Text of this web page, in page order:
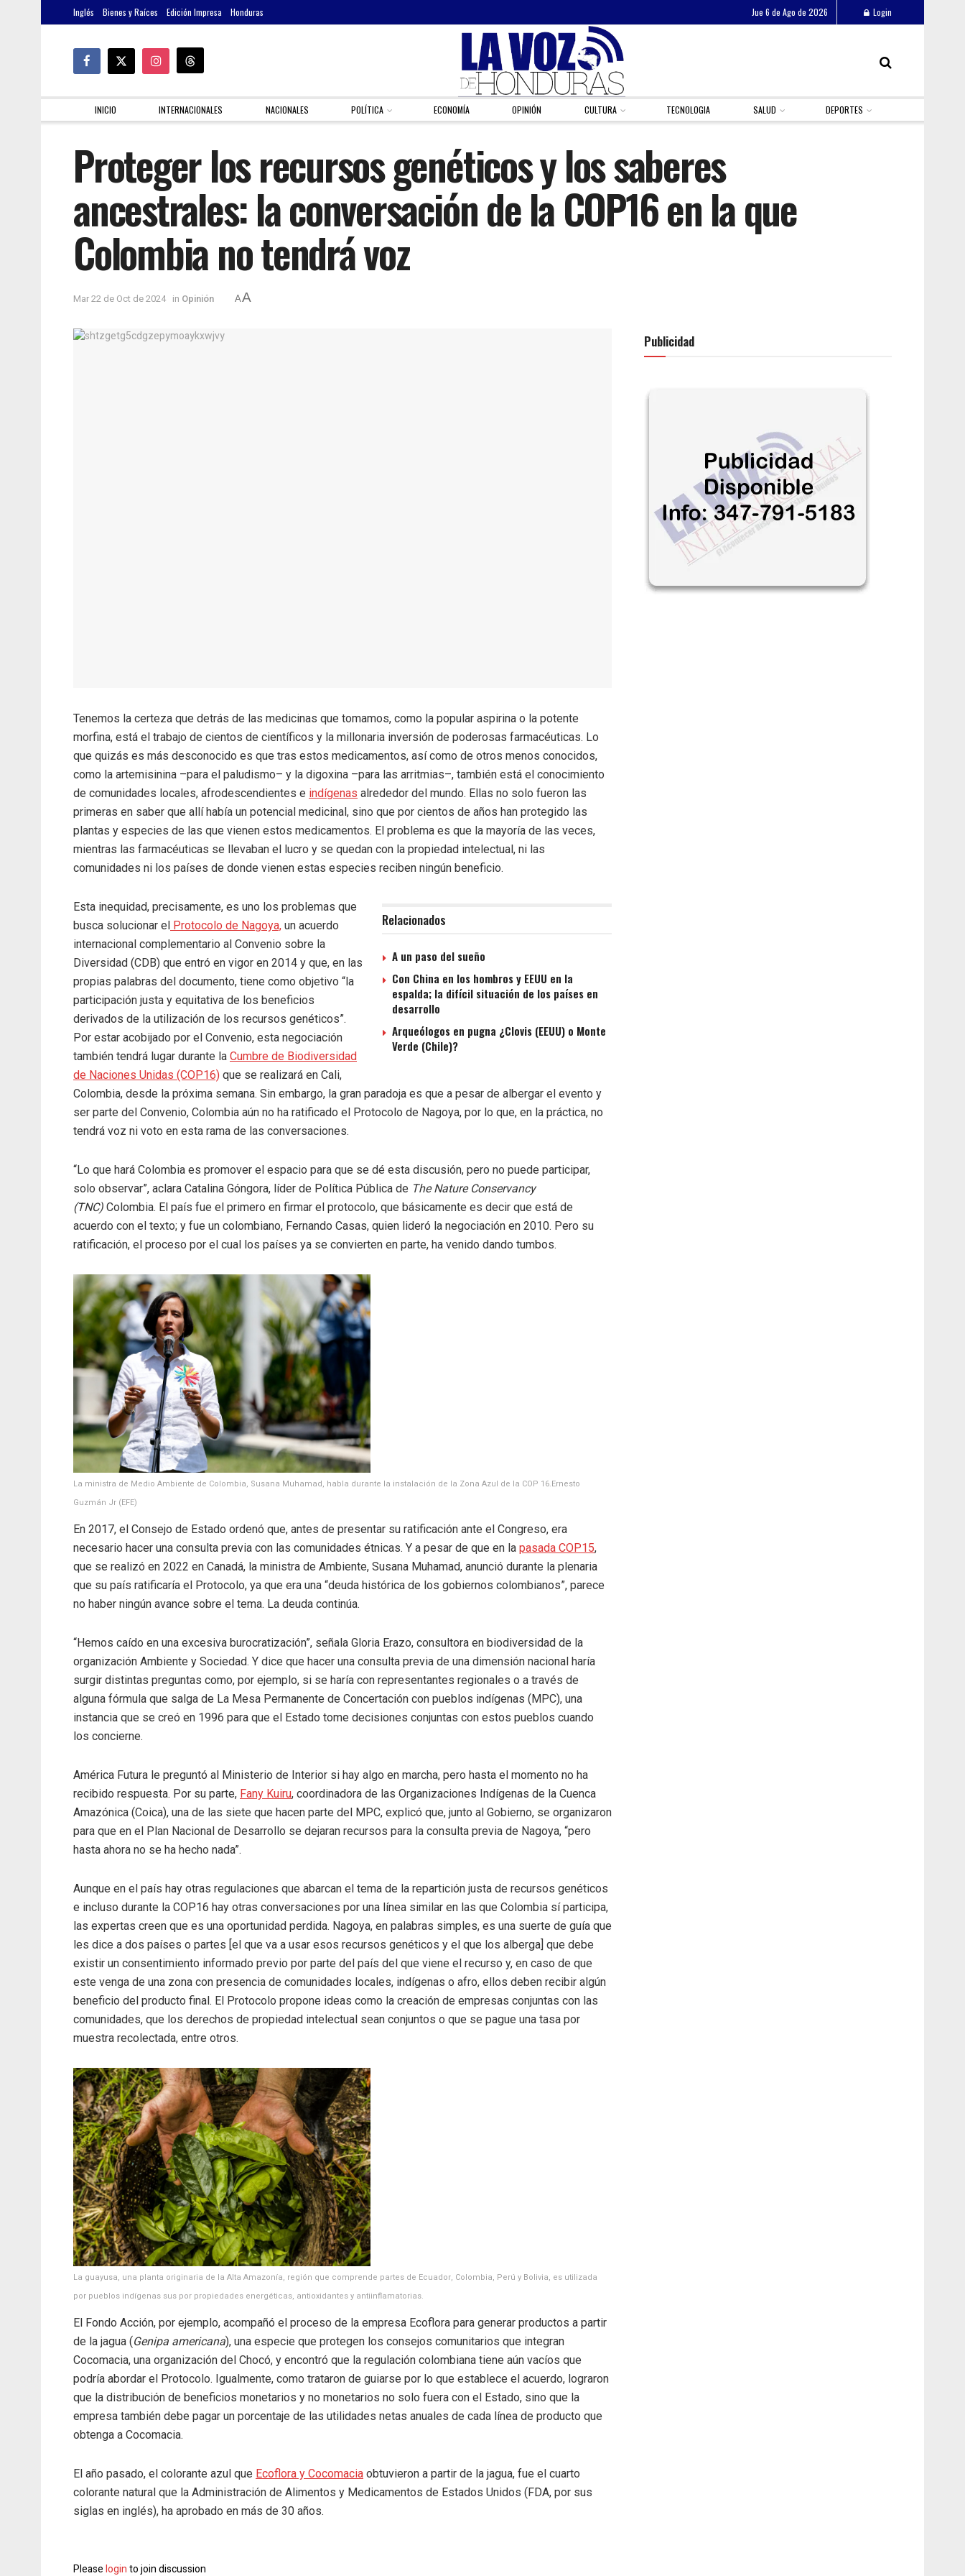
Inglés Bienes y Raíces Edición Impresa Honduras Jue 6 de Ago de 2026 Login
INICIO INTERNACIONALES NACIONALES POLÍTICA ECONOMÍA OPINIÓN CULTURA TECNOLOGIA SALUD DEPORTES
Proteger los recursos genéticos y los saberes
ancestrales: la conversación de la COP16 en la que
Colombia no tendrá voz
Mar 22 de Oct de 2024 in Opinión AA
Tenemos la certeza que detrás de las medicinas que tomamos, como la popular aspirina o la potente
morfina, está el trabajo de cientos de científicos y la millonaria inversión de poderosas farmacéuticas. Lo
que quizás es más desconocido es que tras estos medicamentos, así como de otros menos conocidos,
como la artemisinina –para el paludismo– y la digoxina –para las arritmias–, también está el conocimiento
de comunidades locales, afrodescendientes e indígenas alrededor del mundo. Ellas no solo fueron las
primeras en saber que allí había un potencial medicinal, sino que por cientos de años han protegido las
plantas y especies de las que vienen estos medicamentos. El problema es que la mayoría de las veces,
mientras las farmacéuticas se llevaban el lucro y se quedan con la propiedad intelectual, ni las
comunidades ni los países de donde vienen estas especies reciben ningún beneficio.
Relacionados
A un paso del sueño
Con China en los hombros y EEUU en la
espalda; la difícil situación de los países en
desarrollo
Arqueólogos en pugna ¿Clovis (EEUU) o Monte
Verde (Chile)?
Esta inequidad, precisamente, es uno los problemas que
busca solucionar el
Protocolo de Nagoya, un acuerdo
internacional complementario al Convenio sobre la
Diversidad (CDB) que entró en vigor en 2014 y que, en las
propias palabras del documento, tiene como objetivo “la
participación justa y equitativa de los beneficios
derivados de la utilización de los recursos genéticos”.
Por estar acobijado por el Convenio, esta negociación
también tendrá lugar durante la Cumbre de Biodiversidad
de Naciones Unidas (COP16) que se realizará en Cali,
Colombia, desde la próxima semana. Sin embargo, la gran paradoja es que a pesar de albergar el evento y
ser parte del Convenio, Colombia aún no ha ratificado el Protocolo de Nagoya, por lo que, en la práctica, no
tendrá voz ni voto en esta rama de las conversaciones.
“Lo que hará Colombia es promover el espacio para que se dé esta discusión, pero no puede participar,
solo observar”, aclara Catalina Góngora, líder de Política Pública de The Nature Conservancy
(TNC) Colombia. El país fue el primero en firmar el protocolo, que básicamente es decir que está de
acuerdo con el texto; y fue un colombiano, Fernando Casas, quien lideró la negociación en 2010. Pero su
ratificación, el proceso por el cual los países ya se convierten en parte, ha venido dando tumbos.
La ministra de Medio Ambiente de Colombia, Susana Muhamad, habla durante la instalación de la Zona Azul de la COP 16.Ernesto
Guzmán Jr (EFE)
En 2017, el Consejo de Estado ordenó que, antes de presentar su ratificación ante el Congreso, era
necesario hacer una consulta previa con las comunidades étnicas. Y a pesar de que en la pasada COP15,
que se realizó en 2022 en Canadá, la ministra de Ambiente, Susana Muhamad, anunció durante la plenaria
que su país ratificaría el Protocolo, ya que era una “deuda histórica de los gobiernos colombianos”, parece
no haber ningún avance sobre el tema. La deuda continúa.
“Hemos caído en una excesiva burocratización”, señala Gloria Erazo, consultora en biodiversidad de la
organización Ambiente y Sociedad. Y dice que hacer una consulta previa de una dimensión nacional haría
surgir distintas preguntas como, por ejemplo, si se haría con representantes regionales o a través de
alguna fórmula que salga de La Mesa Permanente de Concertación con pueblos indígenas (MPC), una
instancia que se creó en 1996 para que el Estado tome decisiones conjuntas con estos pueblos cuando
los concierne.
América Futura le preguntó al Ministerio de Interior si hay algo en marcha, pero hasta el momento no ha
recibido respuesta. Por su parte, Fany Kuiru, coordinadora de las Organizaciones Indígenas de la Cuenca
Amazónica (Coica), una de las siete que hacen parte del MPC, explicó que, junto al Gobierno, se organizaron
para que en el Plan Nacional de Desarrollo se dejaran recursos para la consulta previa de Nagoya, “pero
hasta ahora no se ha hecho nada”.
Aunque en el país hay otras regulaciones que abarcan el tema de la repartición justa de recursos genéticos
e incluso durante la COP16 hay otras conversaciones por una línea similar en las que Colombia sí participa,
las expertas creen que es una oportunidad perdida. Nagoya, en palabras simples, es una suerte de guía que
les dice a dos países o partes [el que va a usar esos recursos genéticos y el que los alberga] que debe
existir un consentimiento informado previo por parte del país del que viene el recurso y, en caso de que
este venga de una zona con presencia de comunidades locales, indígenas o afro, ellos deben recibir algún
beneficio del producto final. El Protocolo propone ideas como la creación de empresas conjuntas con las
comunidades, que los derechos de propiedad intelectual sean conjuntos o que se pague una tasa por
muestra recolectada, entre otros.
La guayusa, una planta originaria de la Alta Amazonía, región que comprende partes de Ecuador, Colombia, Perú y Bolivia, es utilizada
por pueblos indígenas sus por propiedades energéticas, antioxidantes y antiinflamatorias.
El Fondo Acción, por ejemplo, acompañó el proceso de la empresa Ecoflora para generar productos a partir
de la jagua (Genipa americana), una especie que protegen los consejos comunitarios que integran
Cocomacia, una organización del Chocó, y encontró que la regulación colombiana tiene aún vacíos que
podría abordar el Protocolo. Igualmente, como trataron de guiarse por lo que establece el acuerdo, lograron
que la distribución de beneficios monetarios y no monetarios no solo fuera con el Estado, sino que la
empresa también debe pagar un porcentaje de las utilidades netas anuales de cada línea de producto que
obtenga a Cocomacia.
El año pasado, el colorante azul que Ecoflora y Cocomacia obtuvieron a partir de la jagua, fue el cuarto
colorante natural que la Administración de Alimentos y Medicamentos de Estados Unidos (FDA, por sus
siglas en inglés), ha aprobado en más de 30 años.
Pleaseloginto join discussion
Publicidad